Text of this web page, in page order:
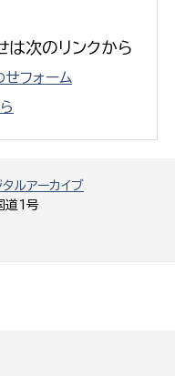
ルアーカイブ
道1号
は次のリンクから
フォーム